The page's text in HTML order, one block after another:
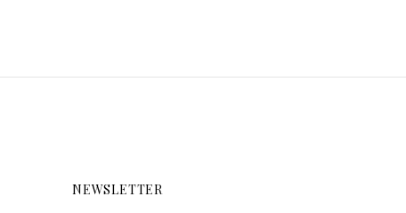
NEWSLETTER